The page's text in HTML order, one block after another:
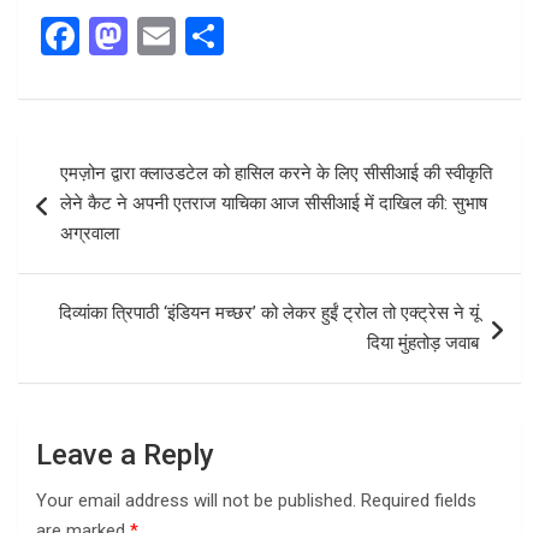
F
ce
b
o
o
k
M
st
d
n
E
ail ar
e
navigation
एमज़ोन द्वारा क्लाउडटेल को हासिल करने के लिए सीसीआई की स्वीकृति
लेने कैट ने अपनी एतराज याचिका आज सीसीआई में दाखिल की: सुभाष
अग्रवाला
दिव्यांका त्रिपाठी ‘इंडियन मच्छर’ को लेकर हुईं ट्रोल तो एक्ट्रेस ने यूं
दिया मुंहतोड़ जवाब
Leave a Reply
Your email address will not be published. Required fields